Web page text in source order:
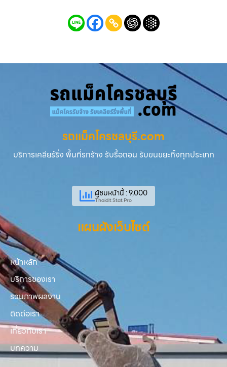
รถแม็คโครชลบุรี.com
บริการเคลียร์ริ่ง พื้นที่รกร้าง รับรื้อถอน รับขนขยะทิ้งทุกประเภท
ผู้ชมหน้านี้ : 9,000
Thaidit Stat Pro
แผนผังเว็บไซต์
หน้าหลัก
บริการของเรา
รวมภาพผลงาน
ติดต่อเรา
เกี่ยวกับเรา
บทความ